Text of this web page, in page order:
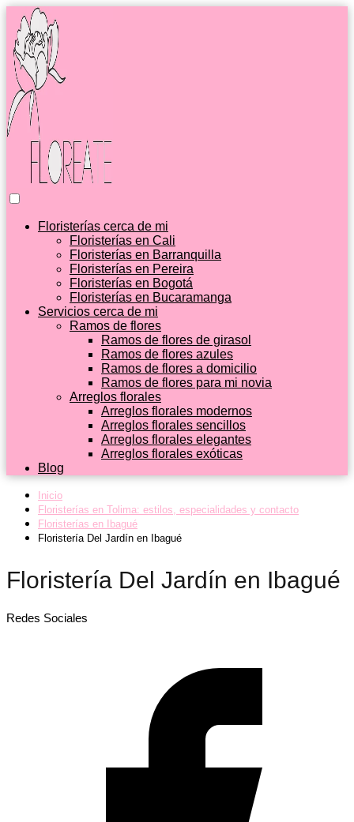
Floristerías cerca de mi
Floristerías en Cali
Floristerías en Barranquilla
Floristerías en Pereira
Floristerías en Bogotá
Floristerías en Bucaramanga
Servicios cerca de mi
Ramos de flores
Ramos de flores de girasol
Ramos de flores azules
Ramos de flores a domicilio
Ramos de flores para mi novia
Arreglos florales
Arreglos florales modernos
Arreglos florales sencillos
Arreglos florales elegantes
Arreglos florales exóticas
Blog
Inicio
Floristerías en Tolima: estilos, especialidades y contacto
Floristerías en Ibagué
Floristería Del Jardín en Ibagué
Floristería Del Jardín en Ibagué
Redes Sociales